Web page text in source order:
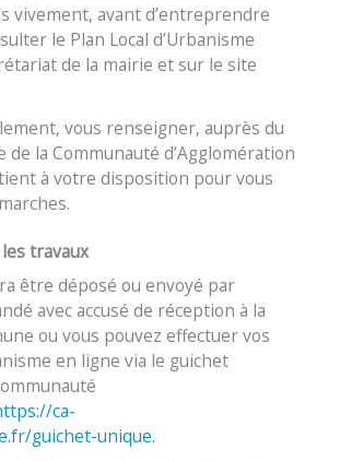
vivement, avant d’entreprendre
le Plan Local d’Urbanisme
de la mairie et sur le site
vous renseigner, auprès du
la Communauté d’Agglomération
à votre disposition pour vous
travaux
être déposé ou envoyé par
avec accusé de réception à la
ou vous pouvez effectuer vos
en ligne via le guichet
ca-
guichet-unique.